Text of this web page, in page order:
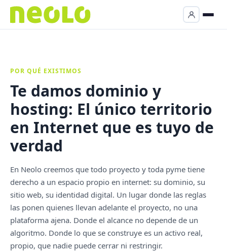
POR QUÉ EXISTIMOS
Te damos dominio y
hosting: El único territorio
en Internet que es tuyo de
verdad
En Neolo creemos que todo proyecto y toda pyme tiene
derecho a un espacio propio en internet: su dominio, su
sitio web, su identidad digital. Un lugar donde las reglas
las ponen quienes llevan adelante el proyecto, no una
plataforma ajena. Donde el alcance no depende de un
algoritmo. Donde lo que se construye es un activo real,
propio, que nadie puede cerrar ni restringir.